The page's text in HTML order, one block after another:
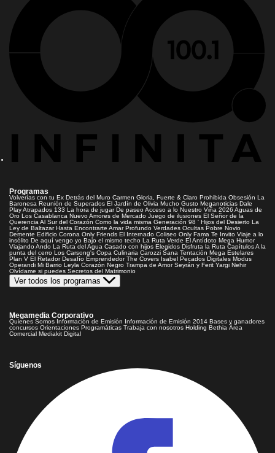
Programas
Volverías con tu Ex Detrás del Muro Carmen Gloria, Fuerte & Claro Prohibida Obsesión La
Baronesa Reunión de Superados El Jardín de Olivia Mucho Gusto Meganoticias Dale
PlayAtrapados 133 La hora de jugar De paseoAcceso a lo Nuestro Viña 2026 Aguas de
Oro Los Casablanca Nuevo Amores de Mercado Juego de ilusiones El Señor de la
Querencia Al Sur del Corazón Como la vida misma Generación 98 ' Hijos del Desierto La
Ley de Baltazar Hasta Encontrarte Amar Profundo Verdades Ocultas Pobre Novio
Demente Edificio Corona Only Friends El Internado Coliseo Only Fama Te Invito Viaje a lo
insólito De aquí vengo yo Bajo el mismo techo La Ruta Verde El Antídoto Mega Humor
Viajando Ando La Ruta del Agua Casado con hijos Elegidos Disfruta la Ruta CapítulosA la
punta del cerro Los Carsong's Copa Culinaria Carozzi Sana Tentación Mega Estelares
Plan V El Retador Desafío Emprendedor The Covers Isabel Pecados Digitales Modus
Operandi Mi Barrio Leyla Corazón Negro Trampa de Amor Seyrán y Ferit Yargi Nehir
Olvídame si puedes Secretos del Matrimonio
Ver todos los programas
Megamedia Corporativo
Quienes Somos Información de Emisión Información de Emisión 2014 Bases y ganadores
concursos Orientaciones Programáticas Trabaja con nosotros Holding Bethia Área
Comercial Mediakit Digital
Síguenos